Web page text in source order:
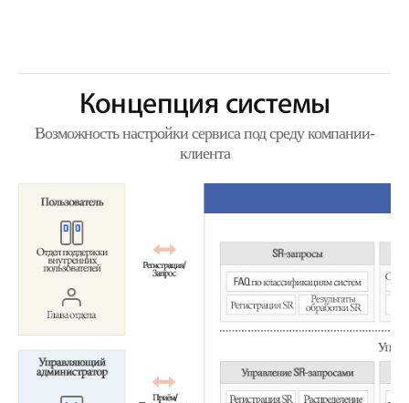
Концепция системы
Возможность настройки сервиса под среду компании-
клиента